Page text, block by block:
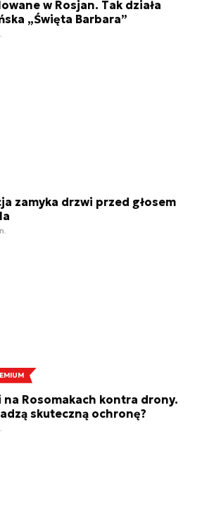
w Rosjan. Tak działa
„Święta Barbara”
zamyka drzwi przed głosem
na Rosomakach kontra drony.
skuteczną ochronę?